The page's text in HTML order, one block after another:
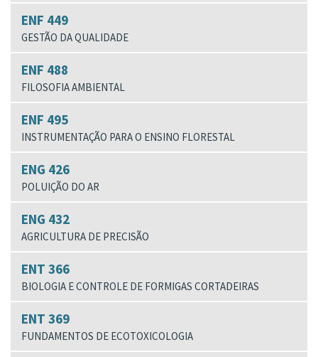
ENF 449
GESTÃO DA QUALIDADE
ENF 488
FILOSOFIA AMBIENTAL
ENF 495
INSTRUMENTAÇÃO PARA O ENSINO FLORESTAL
ENG 426
POLUIÇÃO DO AR
ENG 432
AGRICULTURA DE PRECISÃO
ENT 366
BIOLOGIA E CONTROLE DE FORMIGAS CORTADEIRAS
ENT 369
FUNDAMENTOS DE ECOTOXICOLOGIA